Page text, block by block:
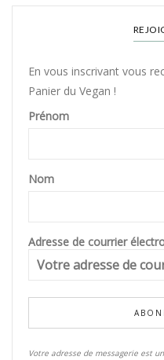
En vous inscrivant vous
Panier du Vegan !
Prénom
Nom
Adresse de courrier
Votre adresse de messagerie est